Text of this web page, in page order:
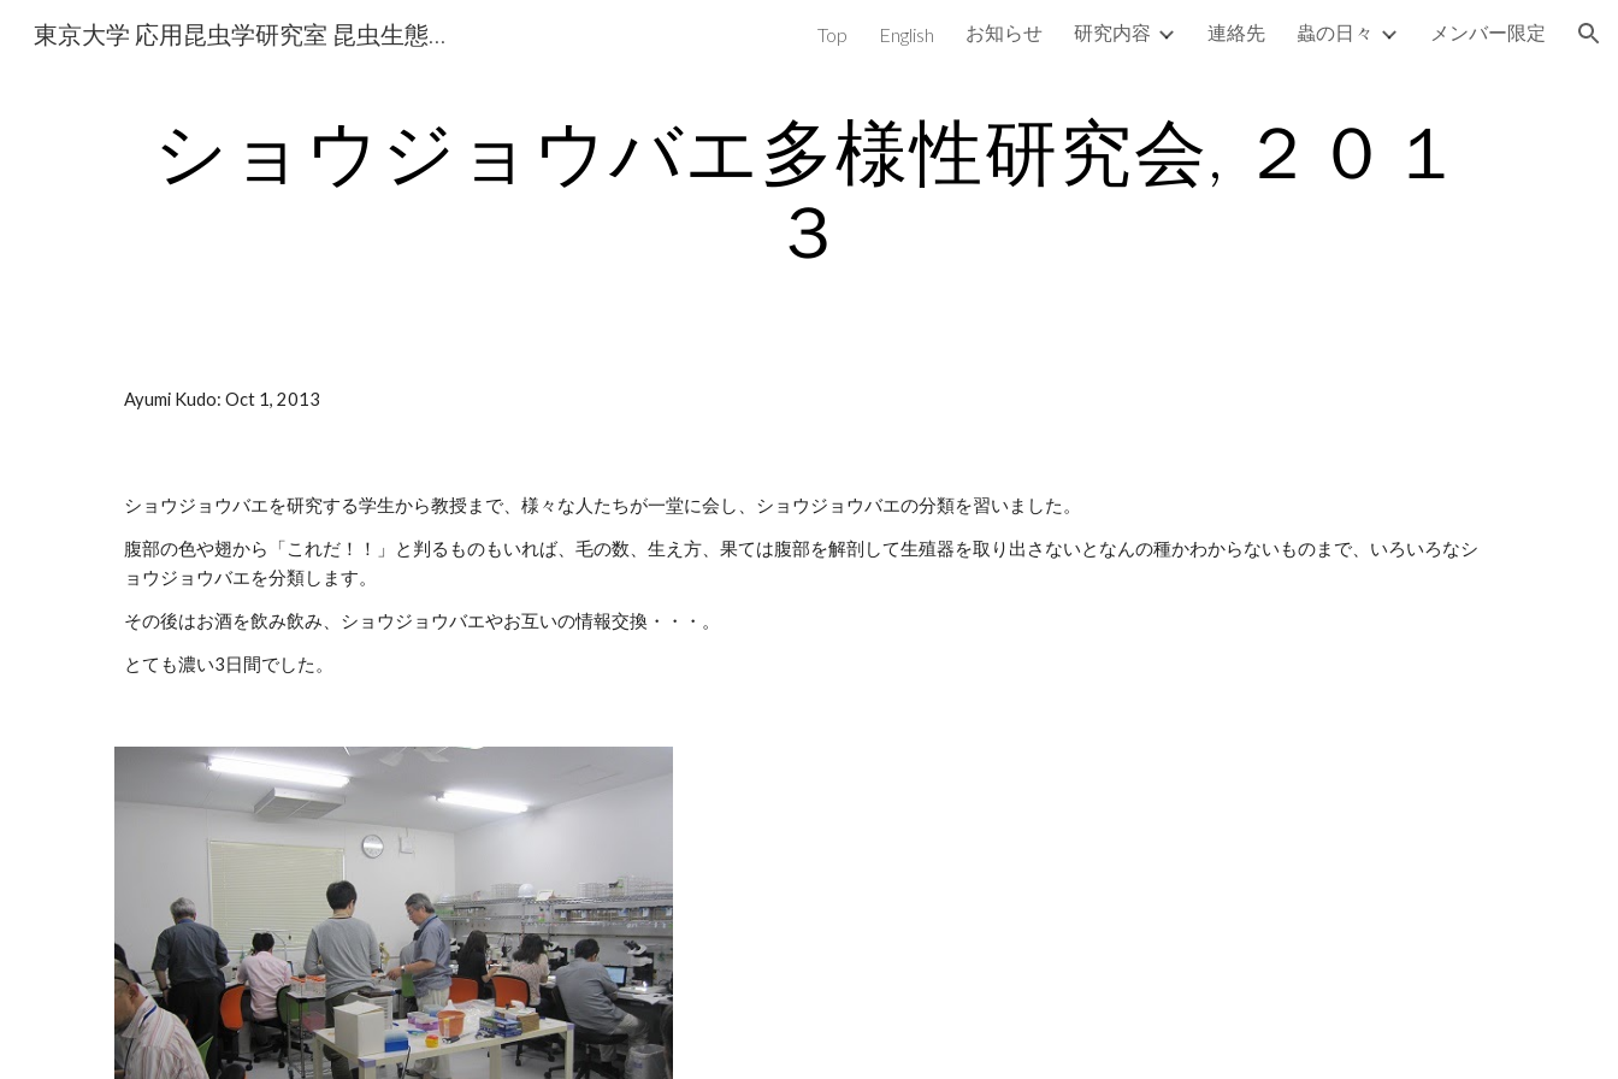
Skip to navigation
東京大学 応用昆虫学研究室 昆虫生態学研究グループ Top English お知らせ 研究内容 連絡先 蟲の日々 メンバー限定
ショウジョウバエ多様性研究会, ２０１
３
Ayumi Kudo: Oct 1, 2013
ショウジョウバエを研究する学生から教授まで、様々な人たちが一堂に会し、ショウジョウバエの分類を習いました。
腹部の色や翅から「これだ！！」と判るものもいれば、毛の数、生え方、果ては腹部を解剖して生殖器を取り出さないとなんの種かわからないものまで、いろいろなシ
ョウジョウバエを分類します。
その後はお酒を飲み飲み、ショウジョウバエやお互いの情報交換・・・。
とても濃い3日間でした。